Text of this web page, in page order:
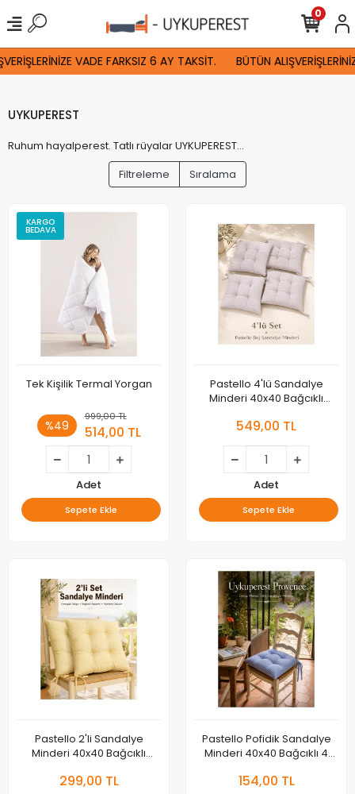
VADE FARKSIZ 6 AY TAKSİT. BÜTÜN
0
UYKUPEREST
Ruhum hayalperest. Tatlı rüyalar UYKUPEREST...
Filtreleme
Sıralama
KARGO
BEDAVA
Tek Kişilik Termal Yorgan
%49
999,00 TL
514,00 TL
Adet
Sepete Ekle
Pastello 4'lü Sandalye
Minderi 40x40 Bağcıklı
Yıkanabilir Bahçe Balkon
549,00 TL
Adet
Sepete Ekle
Pastello 2'li Sandalye
Minderi 40x40 Bağcıklı
Silikon Dolgulu Bahçe
299,00 TL
Pastello Pofidik Sandalye
Minderi 40x40 Bağcıklı 4
Pamuk Bahçe Balkon Tekli
154,00 TL